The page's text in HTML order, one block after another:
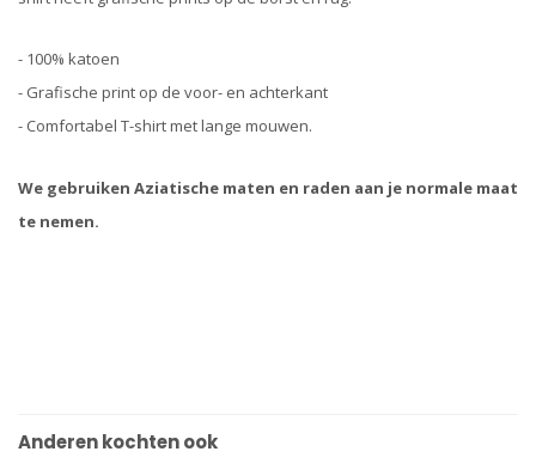
- 100% katoen
- Grafische print op de voor- en achterkant
- Comfortabel T-shirt met lange mouwen.
We gebruiken Aziatische maten en raden aan je normale maat
te nemen.
Anderen kochten ook